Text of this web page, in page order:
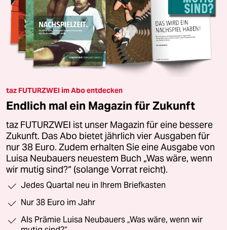
taz FUTURZWEI im Abo entdecken
Endlich mal ein Magazin für Zukunft
taz FUTURZWEI ist unser Magazin für eine bessere
Zukunft. Das Abo bietet jährlich vier Ausgaben für
nur 38 Euro. Zudem erhalten Sie eine Ausgabe von
Luisa Neubauers neuestem Buch „Was wäre, wenn
wir mutig sind?“ (solange Vorrat reicht).
Jedes Quartal neu in Ihrem Briefkasten
Nur 38 Euro im Jahr
Als Prämie Luisa Neubauers „Was wäre, wenn wir